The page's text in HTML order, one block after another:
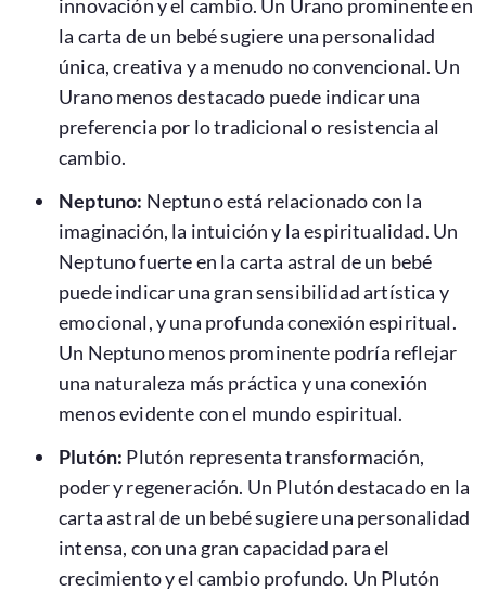
innovación y el cambio. Un Urano prominente en
la carta de un bebé sugiere una personalidad
única, creativa y a menudo no convencional. Un
Urano menos destacado puede indicar una
preferencia por lo tradicional o resistencia al
cambio.
Neptuno: Neptuno está relacionado con la
imaginación, la intuición y la espiritualidad. Un
Neptuno fuerte en la carta astral de un bebé
puede indicar una gran sensibilidad artística y
emocional, y una profunda conexión espiritual.
Un Neptuno menos prominente podría reflejar
una naturaleza más práctica y una conexión
menos evidente con el mundo espiritual.
Plutón: Plutón representa transformación,
poder y regeneración. Un Plutón destacado en la
carta astral de un bebé sugiere una personalidad
intensa, con una gran capacidad para el
crecimiento y el cambio profundo. Un Plutón